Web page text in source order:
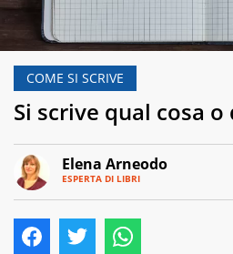
COME SI SCRIVE
Si scrive qual cosa o
Elena Arneodo
ESPERTA DI LIBRI
MAIL
autrice,
editor